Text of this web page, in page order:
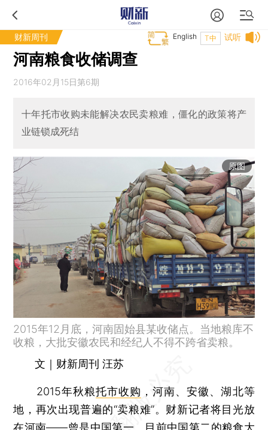
财新周刊 试听
T中
English
河南粮食收储调查
2016年02月15日第6期
十年托市收购未能解决农民卖粮难，僵化的政策将产
业链锁成死结
原图
2015年12月底，河南固始县某收储点。当地粮库不
收粮，大批安徽农民和经纪人不得不跨省卖粮。
文｜财新周刊 汪苏
2015年秋粮托市收购 ，河南、安徽、湖北等
地，再次出现普遍的“卖粮难”。财新记者将目光放
在河南——曾是中国第一、目前中国第二的粮食大